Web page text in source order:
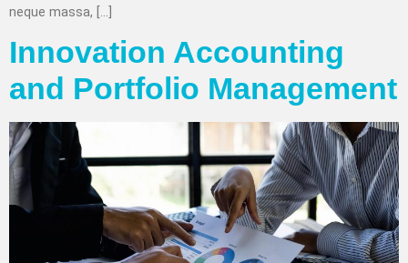
neque massa, […]
Innovation Accounting
and Portfolio Management